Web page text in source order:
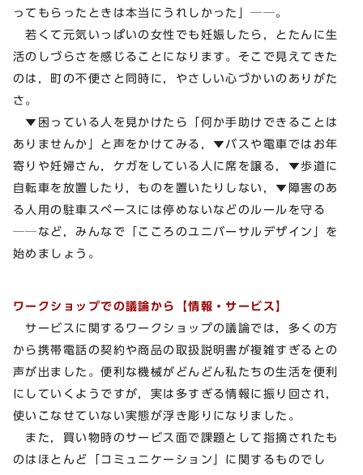
ってもらったときは本当にうれしかった」──。
若くて元気いっぱいの女性でも妊娠したら，とたんに生
活のしづらさを感じることになります。そこで見えてきた
のは，町の不便さと同時に，やさしい心づかいのありがた
さ。
▼困っている人を見かけたら「何か手助けできることは
ありませんか」と声をかけてみる，▼バスや電車ではお年
寄りや妊婦さん，ケガをしている人に席を譲る，▼歩道に
自転車を放置したり，ものを置いたりしない，▼障害のあ
る人用の駐車スペースには停めないなどのルールを守る
──など，みんなで「こころのユニバーサルデザイン」を
始めましょう。
ワークショップでの議論から【情報・サービス】
サービスに関するワークショップの議論では，多くの方
から携帯電話の契約や商品の取扱説明書が複雑すぎるとの
声が出ました。便利な機械がどんどん私たちの生活を便利
にしていくようですが，実は多すぎる情報に振り回され，
使いこなせていない実態が浮き彫りになりました。
また，買い物時のサービス面で課題として指摘されたも
のはほとんど「コミュニケーション」に関するものでし